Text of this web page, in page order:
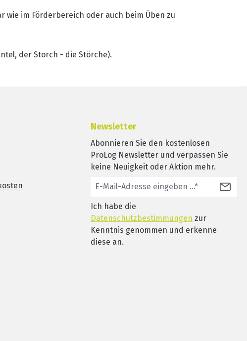
im Förderbereich oder auch beim Üben zu
der Storch - die Störche).
Newsletter
Abonnieren Sie den kostenlosen
ProLog Newsletter und verpassen Sie
keine Neuigkeit oder Aktion mehr.
Ich habe die
Datenschutzbestimmungen zur
Kenntnis genommen und erkenne
diese an.